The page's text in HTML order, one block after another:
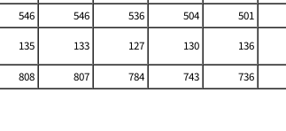
546 546 536 504 501
135 133 127 130 136
808 807 784 743 736